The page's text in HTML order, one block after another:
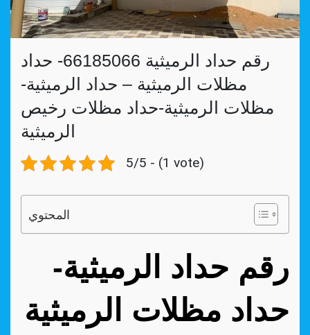
رقم حداد الرميثية 66185066- حداد
مظلات الرميثية – حداد الرميثية-
مظلات الرميثية-حداد مظلات رخيص
الرميثية
5/5 - (1 vote)
المحتوي
حداد مظلات الرميثية